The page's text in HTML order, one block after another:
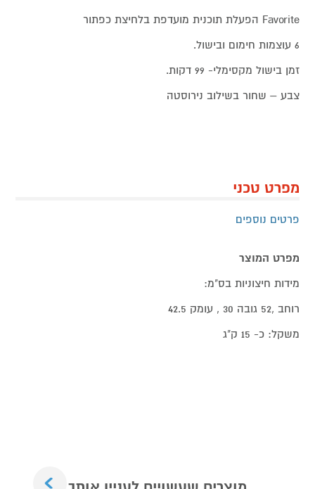
Favorite הפעלת תוכנית מועדפת בלחיצת כפתור
6 עוצמות חימום ובישול.
זמן בישול מקסימלי- 99 דקות.
צבע – שחור בשילוב נירוסטה
מפרט טכני
פרטים נוספים
מפרט המוצר
מידות חיצוניות בס"מ:
רוחב ,52 גובה 30 , עומק 42.5
משקל: כ- 15 ק"ג